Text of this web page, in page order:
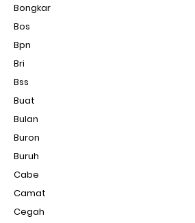
Bongkar
Bos
Bpn
Bri
Bss
Buat
Bulan
Buron
Buruh
Cabe
Camat
Cegah